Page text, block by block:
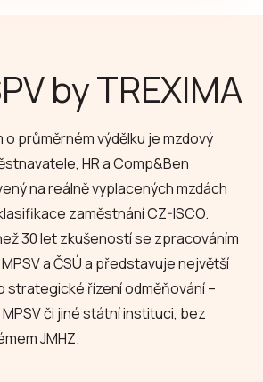
by TREXIMA
průměrném výdělku je mzdový
HR a Comp&Ben
na reálně vyplacených mzdách
zaměstnání CZ-ISCO.
30 let zkušeností se zpracováním
a ČSÚ a představuje největší
strategické řízení odměňování –
či jiné státní instituci, bez
JMHZ.